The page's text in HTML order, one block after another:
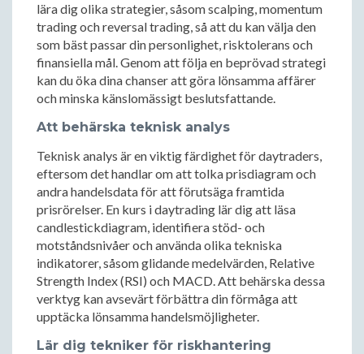
lära dig olika strategier, såsom scalping, momentum
trading och reversal trading, så att du kan välja den
som bäst passar din personlighet, risktolerans och
finansiella mål. Genom att följa en beprövad strategi
kan du öka dina chanser att göra lönsamma affärer
och minska känslomässigt beslutsfattande.
Att behärska teknisk analys
Teknisk analys är en viktig färdighet för daytraders,
eftersom det handlar om att tolka prisdiagram och
andra handelsdata för att förutsäga framtida
prisrörelser. En kurs i daytrading lär dig att läsa
candlestickdiagram, identifiera stöd- och
motståndsnivåer och använda olika tekniska
indikatorer, såsom glidande medelvärden, Relative
Strength Index (RSI) och MACD. Att behärska dessa
verktyg kan avsevärt förbättra din förmåga att
upptäcka lönsamma handelsmöjligheter.
Lär dig tekniker för riskhantering